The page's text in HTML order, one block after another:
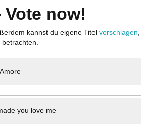
now!
kannst du eigene Titel vorschlagen
you love me